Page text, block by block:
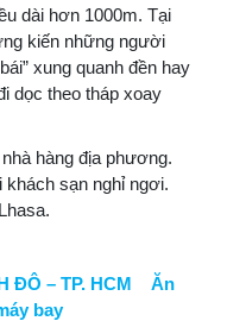
dài hơn 1000m. Tại
kiến những người
xung quanh đền hay
dọc theo tháp xoay
hàng địa phương.
khách sạn nghỉ ngơi.
ĐÔ – TP. HCM Ăn
bay